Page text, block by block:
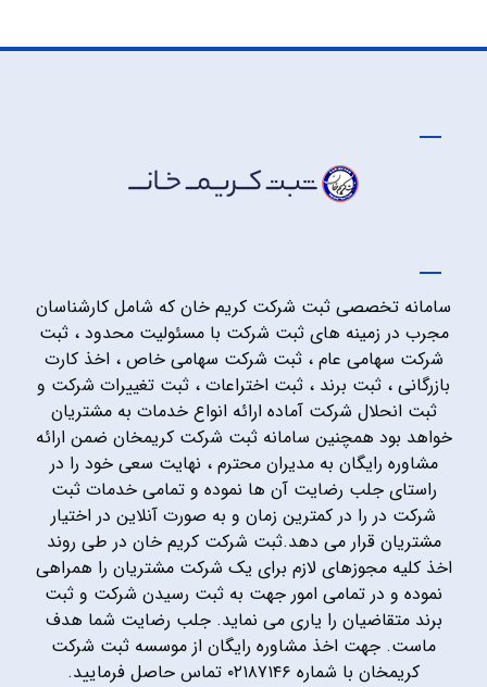
سامانه تخصصی ثبت شرکت کریم خان که شامل کارشناسان
مجرب در زمینه های ثبت شرکت با مسئولیت محدود ، ثبت
شرکت سهامی عام ، ثبت شرکت سهامی خاص ، اخذ کارت
بازرگانی ، ثبت برند ، ثبت اختراعات ، ثبت تغییرات شرکت و
ثبت انحلال شرکت آماده ارائه انواع خدمات به مشتریان
خواهد بود همچنین سامانه ثبت شرکت کریمخان ضمن ارائه
مشاوره رایگان به مدیران محترم ، نهایت سعی خود را در
راستای جلب رضایت آن ها نموده و تمامی خدمات ثبت
شرکت در را در کمترین زمان و به صورت آنلاین در اختیار
مشتریان قرار می دهد.ثبت شرکت کریم خان در طی روند
اخذ کلیه مجوزهای لازم برای یک شرکت مشتریان را همراهی
نموده و در تمامی امور جهت به ثبت رسیدن شرکت و ثبت
برند متقاضیان را یاری می نماید. جلب رضایت شما هدف
ماست. جهت اخذ مشاوره رایگان از موسسه ثبت شرکت
کریمخان با شماره ۰۲۱۸۷۱۴۶ تماس حاصل فرمایید.